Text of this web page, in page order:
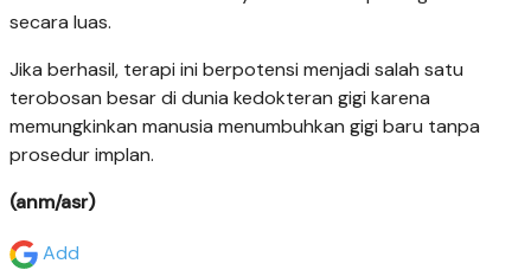
secara luas.
Jika berhasil, terapi ini berpotensi menjadi salah satu
terobosan besar di dunia kedokteran gigi karena
memungkinkan manusia menumbuhkan gigi baru tanpa
prosedur implan.
(anm/asr)
Add